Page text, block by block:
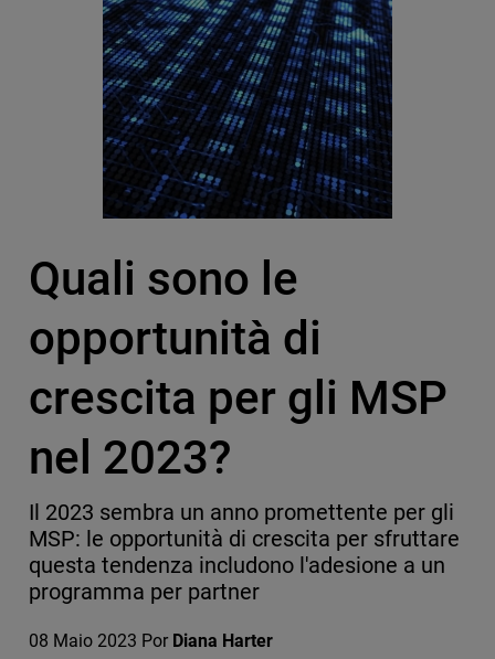
Quali sono le
opportunità di
crescita per gli MSP
nel 2023?
Il 2023 sembra un anno promettente per gli
MSP: le opportunità di crescita per sfruttare
questa tendenza includono l'adesione a un
programma per partner
08 Maio 2023 Por Diana Harter